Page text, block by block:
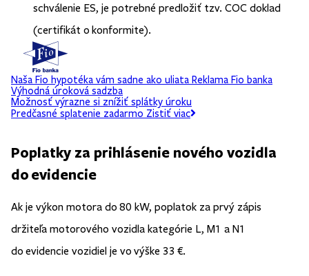
schválenie ES, je potrebné predložiť tzv. COC doklad
(certifikát o konformite).
Naša Fio hypotéka vám sadne ako uliata Reklama Fio banka
Výhodná úroková sadzba
Možnosť výrazne si znížiť splátky úroku
Predčasné splatenie zadarmo Zistiť viac
Poplatky za prihlásenie nového vozidla
do evidencie
Ak je výkon motora do 80 kW, poplatok za prvý zápis
držiteľa motorového vozidla kategórie L, M1 a N1
do evidencie vozidiel je vo výške 33 €.